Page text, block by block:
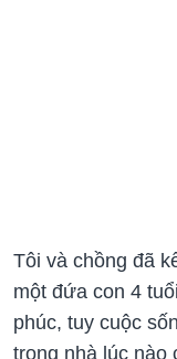
Tôi và chồng đã
một đứa con 4
phúc, tuy cuộc
trong nhà lúc nào